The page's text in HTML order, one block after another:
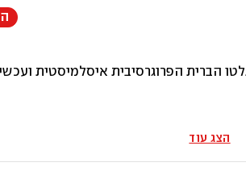
הברית הפרוגרסיבית איסלמיסטית
הצג עוד